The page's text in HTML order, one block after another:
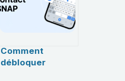
d’expérience
Comment
débloquer